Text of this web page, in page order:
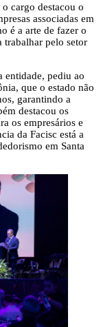
cargo destacou o
associadas em
é a arte de fazer o
trabalhar pelo setor
entidade, pediu ao
que o estado não
garantindo a
destacou os
os empresários e
da Facisc está a
em Santa